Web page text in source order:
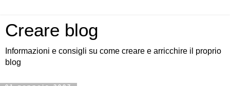
Creare blog
Informazioni e consigli su come creare e arricchire il proprio
blog